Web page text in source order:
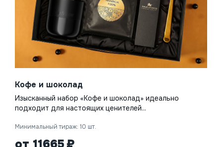
Кофе и шоколад
Изысканный набор «Кофе и шоколад» идеально
подходит для настоящих ценителей...
Минимальный тираж: 10 шт.